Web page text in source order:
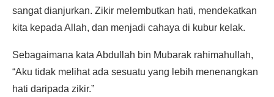
sangat dianjurkan. Zikir melembutkan hati, mendekatkan
kita kepada Allah, dan menjadi cahaya di kubur kelak.
Sebagaimana kata Abdullah bin Mubarak rahimahullah,
“Aku tidak melihat ada sesuatu yang lebih menenangkan
hati daripada zikir.”